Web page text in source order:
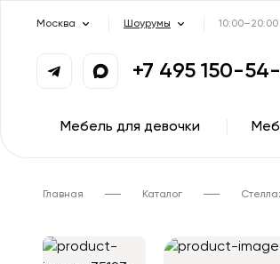
Москва Шоурумы 10:00–20:00
+7 495 150-
Мебель для девочки
Главная Каталог